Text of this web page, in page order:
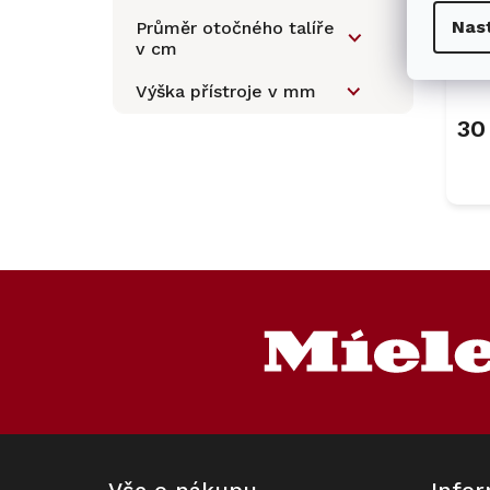
Průměr otočného talíře
v cm
Výška přístroje v mm
k
ů
30